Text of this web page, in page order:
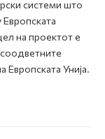
системи што
на проектот е
Европската Унија.